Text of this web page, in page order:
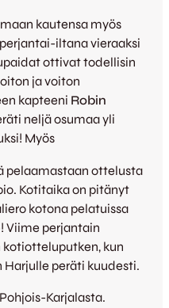
kautensa myös
iltana vieraaksi
ottivat todellisin
ja voiton
kapteeni Robin
neljä osumaa yli
Myös
pelaamastaan ottelusta
Kotitaika on pitänyt
kotona pelatuissa
Viime perjantain
kun
Harjulle peräti kuudesti.
Karjalasta.